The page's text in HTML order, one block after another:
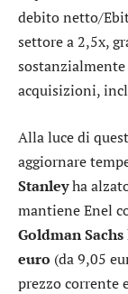
debito netto/
settore a 2,5x,
acquisizioni,
Alla luce di
aggiornare
Stanleyha
mantiene Enel
Goldman Sachs
euro (da 9,05
prezzo corrente